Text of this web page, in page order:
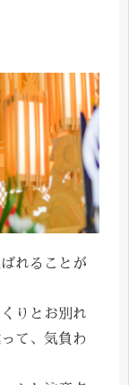
れることが
りとお別れ
て、気負わ